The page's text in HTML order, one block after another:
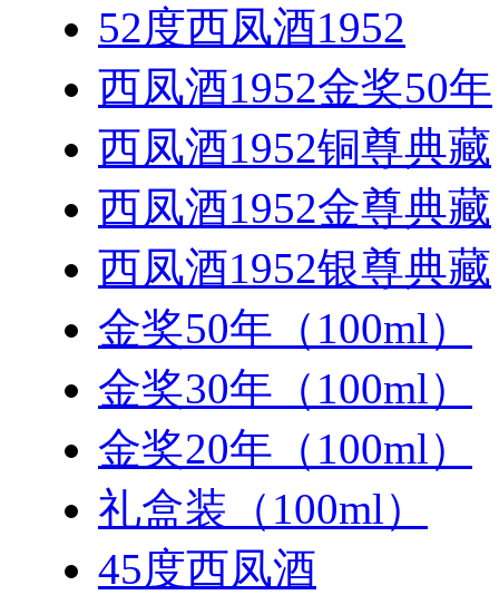
52度西凤酒1952
西凤酒1952金奖50年
西凤酒1952铜尊典藏
西凤酒1952金尊典藏
西凤酒1952银尊典藏
金奖50年（100ml）
金奖30年（100ml）
金奖20年（100ml）
礼盒装（100ml）
45度西凤酒